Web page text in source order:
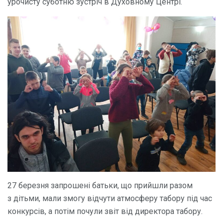
27 березня запрошені батьки, що прийшли разом
з дітьми, мали змогу відчути атмосферу табору під час
конкурсів, а потім почули звіт від директора табору.